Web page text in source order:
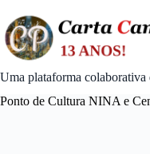
content
Uma plataforma colaborativa
Ponto de Cultura NINA e